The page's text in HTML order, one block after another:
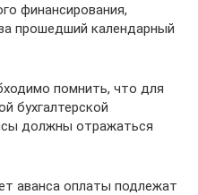
финансирования,
прошедший календарный
помнить, что для
бухгалтерской
должны отражаться
аванса оплаты подлежат